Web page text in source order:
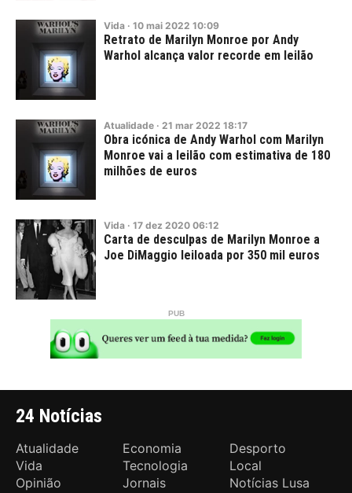
Vida · 10 mai 2022 10:09
Retrato de Marilyn Monroe por Andy
Warhol alcança valor recorde em leilão
Atualidade · 21 mar 2022 18:17
Obra icónica de Andy Warhol com Marilyn
Monroe vai a leilão com estimativa de 180
milhões de euros
Vida · 17 dez 2020 06:12
Carta de desculpas de Marilyn Monroe a
Joe DiMaggio leiloada por 350 mil euros
24 Notícias
Atualidade Economia
Desporto
Vida
Tecnologia
Local
Opinião
Jornais Notícias Lusa